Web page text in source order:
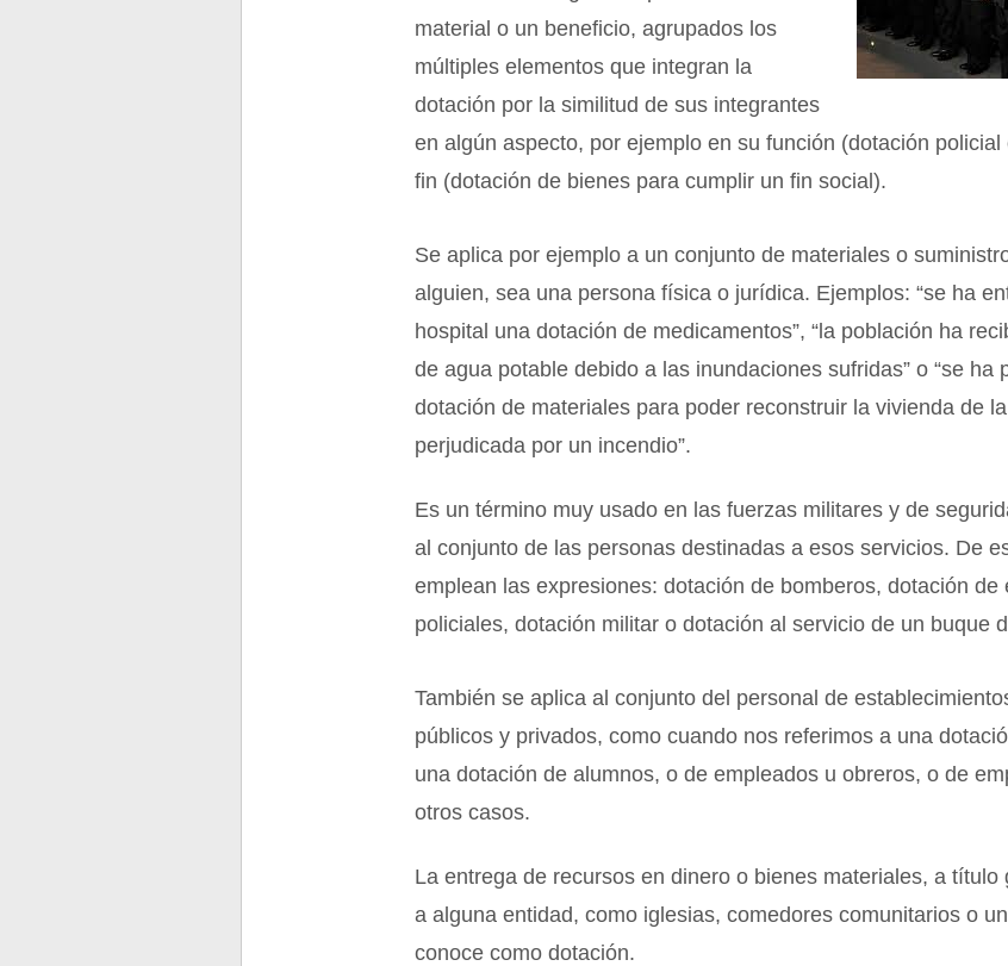
material o un beneficio, agrupados los
múltiples elementos que integran la
dotación por la similitud de sus integrantes
en algún aspecto, por ejemplo en su función (dotación policial
fin (dotación de bienes para cumplir un fin social).
Se aplica por ejemplo a un conjunto de materiales o
alguien, sea una persona física o jurídica. Ejemplos: “se ha
hospital una dotación de medicamentos”, “la población ha
de agua potable debido a las inundaciones sufridas” o “se ha
dotación de materiales para poder reconstruir la vivienda de
perjudicada por un incendio”.
Es un término muy usado en las fuerzas militares y de
al conjunto de las personas destinadas a esos servicios. De
emplean las expresiones: dotación de bomberos, dotación de
policiales, dotación militar o dotación al servicio de un buque
También se aplica al conjunto del personal de
públicos y privados, como cuando nos referimos a una
una dotación de alumnos, o de empleados u obreros, o de
otros casos.
La entrega de recursos en dinero o bienes materiales, a título
a alguna entidad, como iglesias, comedores comunitarios o
conoce como dotación.